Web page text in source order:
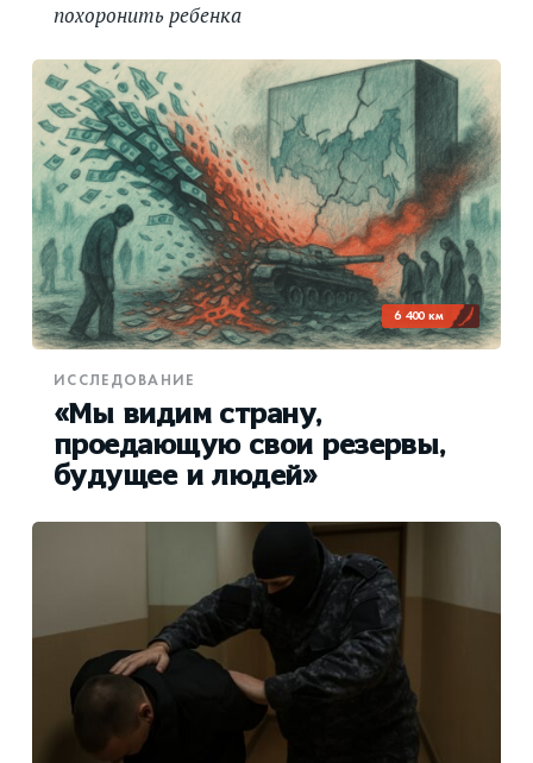
похоронить ребенка
6 400 км
ИССЛЕДОВАНИЕ
«Мы видим страну,
проедающую свои резервы,
будущее и людей»